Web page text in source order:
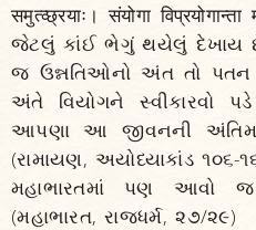
समुत्व्छ्रयाः। संयोगा
જેટલું કાંઈ ભેગું થયેલું દેખાય
જ ઉન્નતિઓનો અંત તો
અંતે વિયોગને
આપણા આ જીવનની
(રામાયણ, અયોધ્યાકાંડ ૧૦૬-
મહાભારતમાં પણ આવો
(મહાભારત, રાજધર્મ, ૨૭/૨૯)